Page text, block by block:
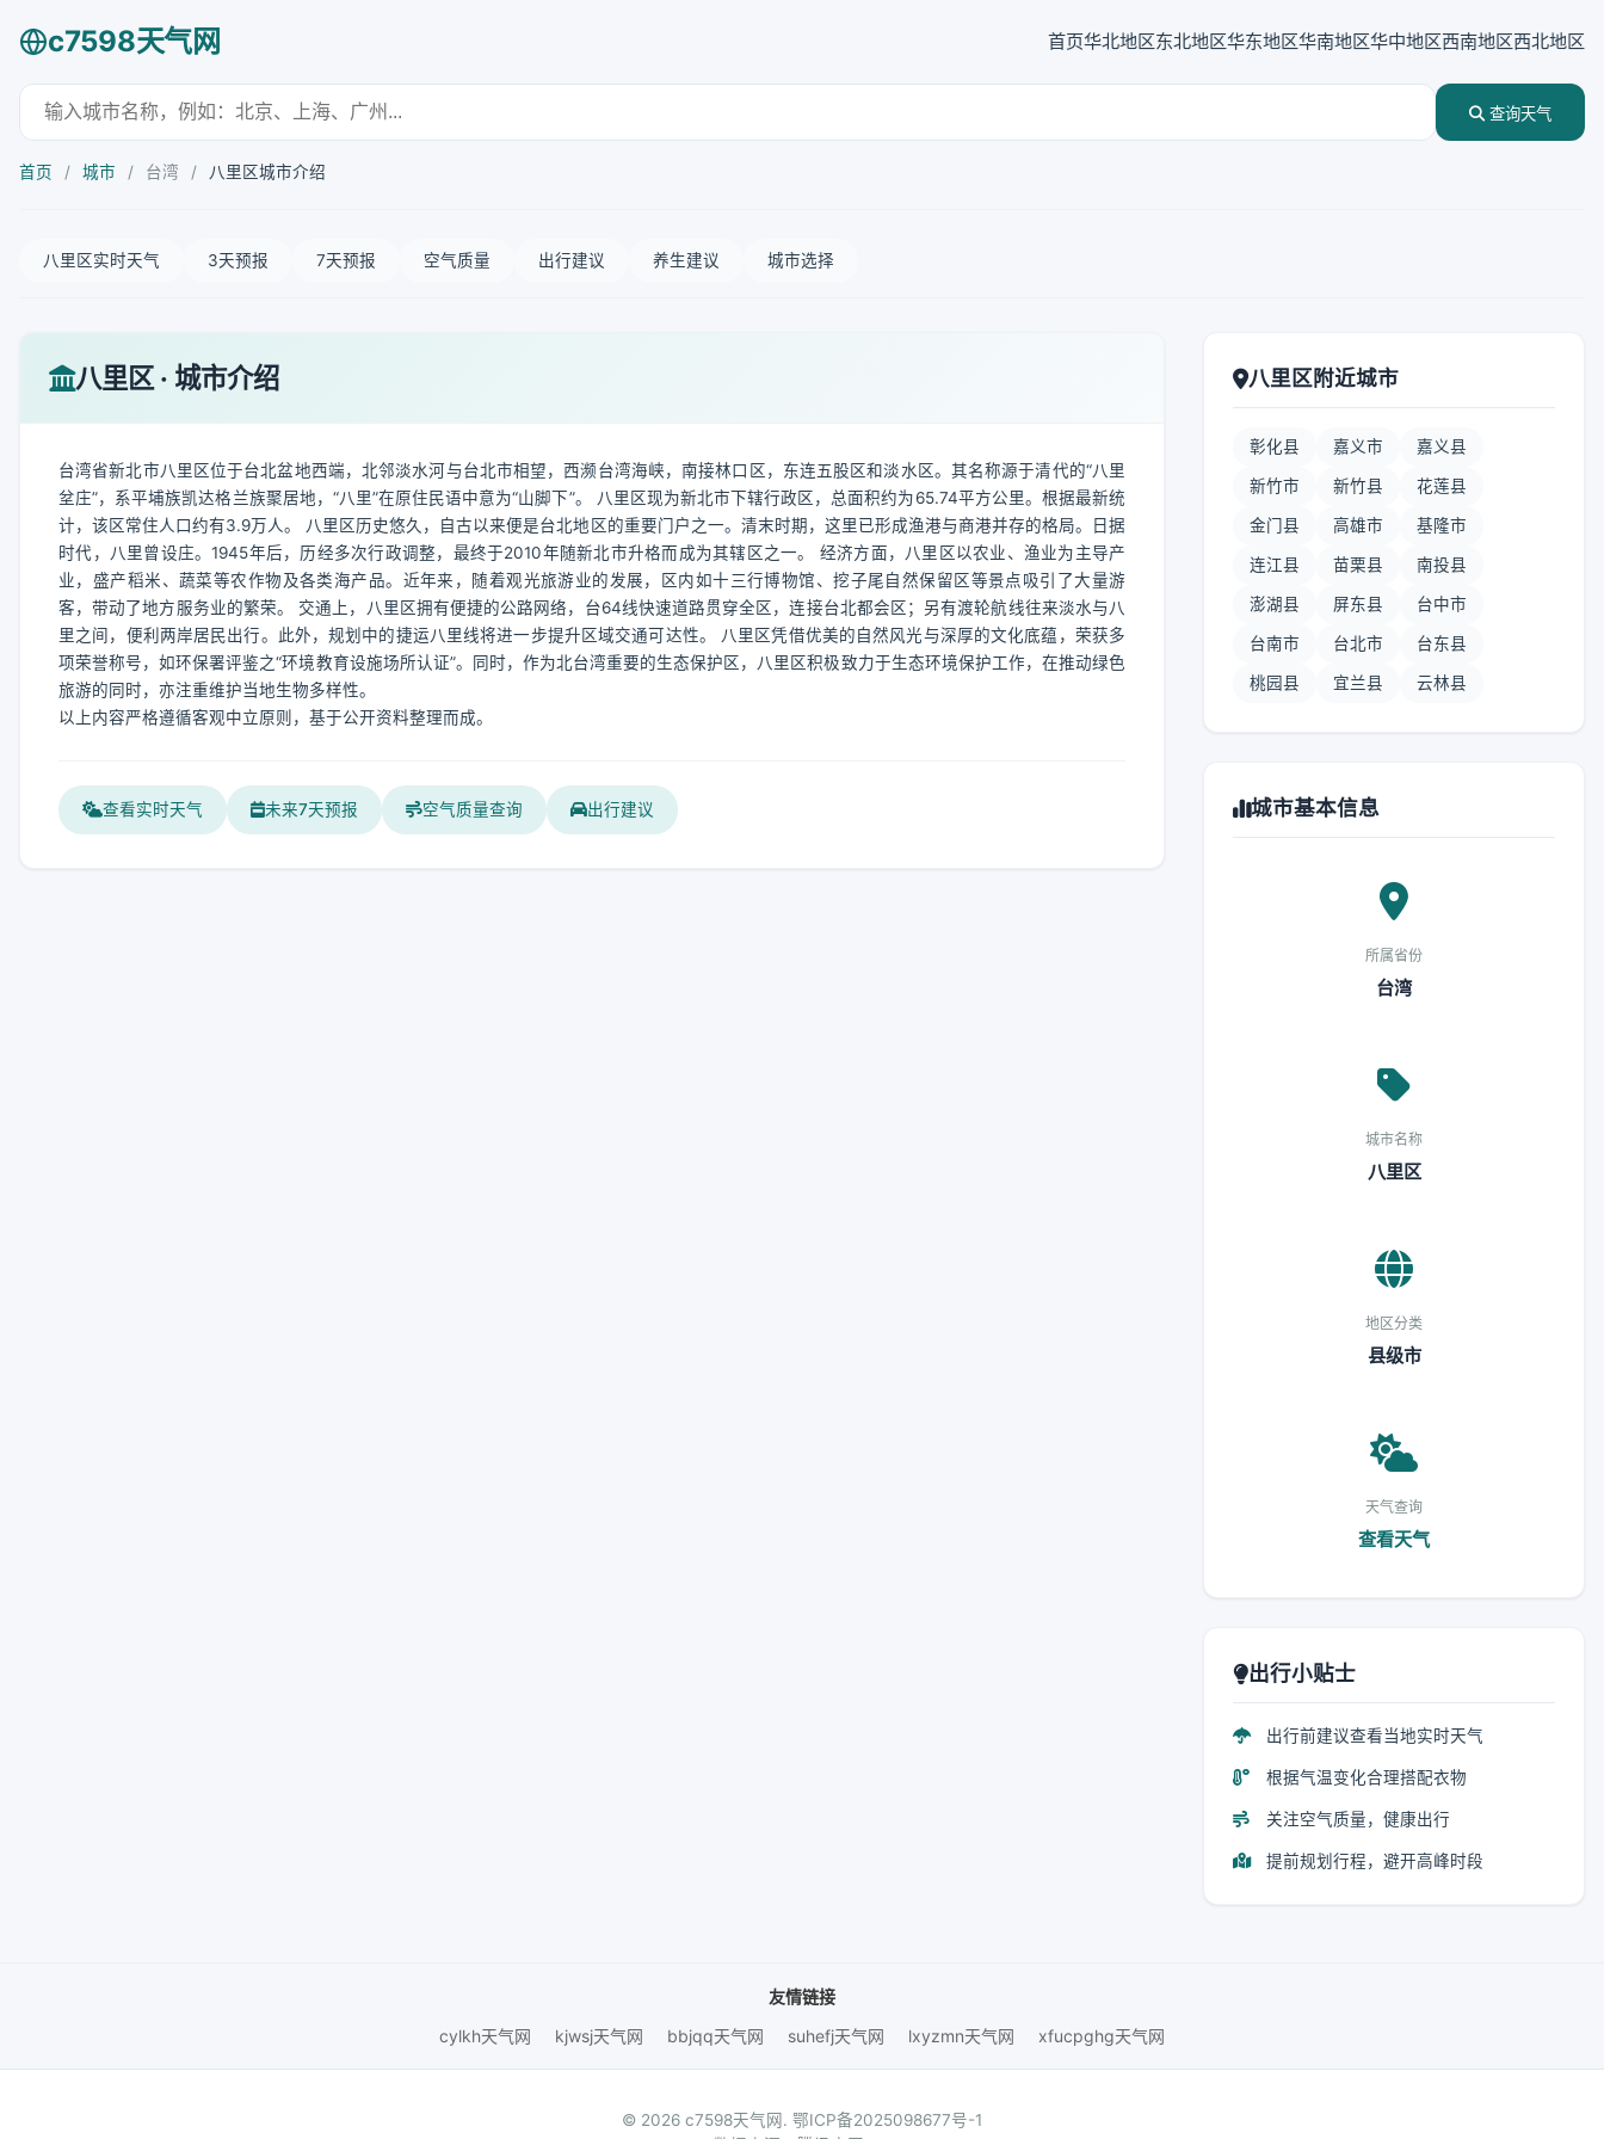
c7598天气网 首页华北地区东北地区华东地区华南地区华中地区西南地区西北地区
查询天气
首页 / 城市 / 台湾 / 八里区城市介绍
八里区实时天气 3天预报 7天预报 空气质量 出行建议 养生建议 城市选择
八里区 · 城市介绍
台湾省新北市八里区位于台北盆地西端，北邻淡水河与台北市相望，西濒台湾海峡，南接林口区，东连五股区和淡水区。其名称源于清代的“八里
坌庄”，系平埔族凯达格兰族聚居地，“八里”在原住民语中意为“山脚下”。 八里区现为新北市下辖行政区，总面积约为65.74平方公里。根据最新统
计，该区常住人口约有3.9万人。 八里区历史悠久，自古以来便是台北地区的重要门户之一。清末时期，这里已形成渔港与商港并存的格局。日据
时代，八里曾设庄。1945年后，历经多次行政调整，最终于2010年随新北市升格而成为其辖区之一。 经济方面，八里区以农业、渔业为主导产
业，盛产稻米、蔬菜等农作物及各类海产品。近年来，随着观光旅游业的发展，区内如十三行博物馆、挖子尾自然保留区等景点吸引了大量游
客，带动了地方服务业的繁荣。 交通上，八里区拥有便捷的公路网络，台64线快速道路贯穿全区，连接台北都会区；另有渡轮航线往来淡水与八
里之间，便利两岸居民出行。此外，规划中的捷运八里线将进一步提升区域交通可达性。 八里区凭借优美的自然风光与深厚的文化底蕴，荣获多
项荣誉称号，如环保署评鉴之“环境教育设施场所认证”。同时，作为北台湾重要的生态保护区，八里区积极致力于生态环境保护工作，在推动绿色
旅游的同时，亦注重维护当地生物多样性。
以上内容严格遵循客观中立原则，基于公开资料整理而成。
查看实时天气 未来7天预报 空气质量查询 出行建议
八里区附近城市
彰化县 嘉义市 嘉义县
新竹市 新竹县 花莲县
金门县 高雄市 基隆市
连江县 苗栗县 南投县
澎湖县 屏东县 台中市
台南市 台北市 台东县
桃园县 宜兰县 云林县
城市基本信息
所属省份
台湾
城市名称
八里区
地区分类
县级市
天气查询
查看天气
出行小贴士
出行前建议查看当地实时天气
根据气温变化合理搭配衣物
关注空气质量，健康出行
提前规划行程，避开高峰时段
友情链接
cylkh天气网
kjwsj天气网 bbjqq天气网 suhefj天气网 lxyzmn天气网 xfucpghg天气网
© 2026 c7598天气网. 鄂ICP备2025098677号-1